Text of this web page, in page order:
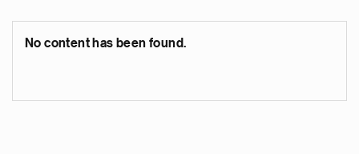
No content has been found.